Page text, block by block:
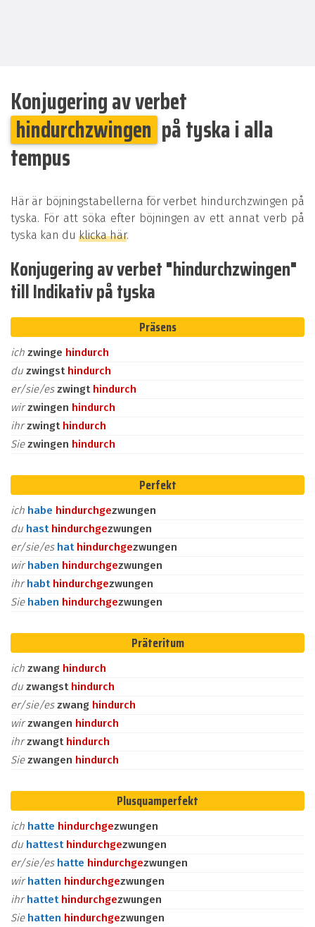
Konjugering av verbet
hindurchzwingen på tyska i alla
tempus
Här är böjningstabellerna för verbet hindurchzwingen på
tyska. För att söka efter böjningen av ett annat verb på
tyska kan du klicka här.
Konjugering av verbet "hindurchzwingen"
till Indikativ på tyska
Präsens
ich zwinge hindurch
du zwingst hindurch
er/sie/eszwingt hindurch
wirzwingen hindurch
ihrzwingt hindurch
Siezwingen hindurch
Perfekt
ich habe hindurchgezwungen
du hast hindurchgezwungen
er/sie/es hat hindurchgezwungen
wirhaben hindurchgezwungen
ihrhabt hindurchgezwungen
Sie haben hindurchgezwungen
Präteritum
ich zwang hindurch
du zwangst hindurch
er/sie/eszwang hindurch
wirzwangen hindurch
ihrzwangt hindurch
Siezwangen hindurch
Plusquamperfekt
ich hatte hindurchgezwungen
du hattest hindurchgezwungen
er/sie/es hatte hindurchgezwungen
wirhatten hindurchgezwungen
ihrhattet hindurchgezwungen
Sie hatten hindurchgezwungen